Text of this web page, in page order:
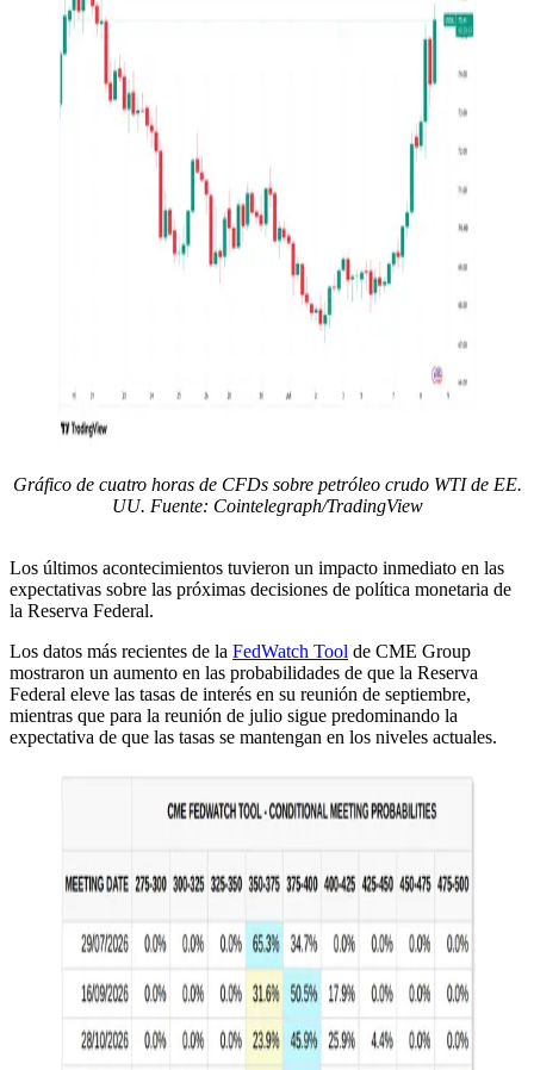
Gráfico de cuatro horas de CFDs sobre petróleo crudo WTI de EE.
UU. Fuente: Cointelegraph/TradingView
Los últimos acontecimientos tuvieron un impacto inmediato en las
expectativas sobre las próximas decisiones de política monetaria de
la Reserva Federal.
Los datos más recientes de la FedWatch Tool de CME Group
mostraron un aumento en las probabilidades de que la Reserva
Federal eleve las tasas de interés en su reunión de septiembre,
mientras que para la reunión de julio sigue predominando la
expectativa de que las tasas se mantengan en los niveles actuales.